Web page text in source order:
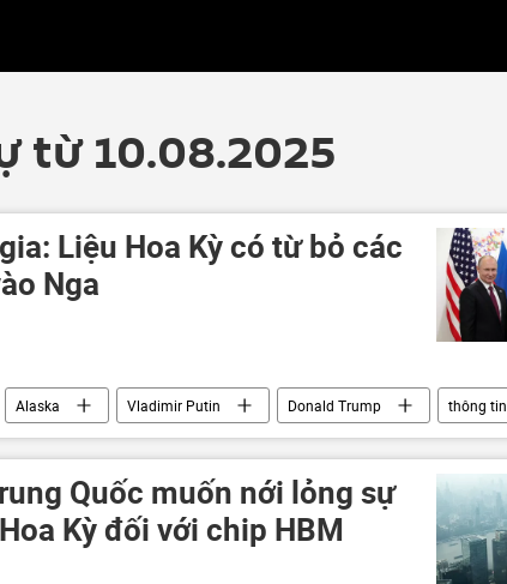
từ 10.08.2025
Liệu Hoa Kỳ có từ bỏ các
Nga
Alaska Vladimir Putin Donald Trump
thông tin
Quan điểm-Ý kiến
chuyên gia
Donald Trump tại Alaska
Quốc muốn nới lỏng sự
Kỳ đối với chip HBM